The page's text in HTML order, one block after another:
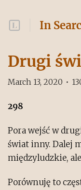
In
Drugi
March 13, 2020 •
298
Pora wejść w
świat inny. Dalej
międzyludzkie,
Porównuję to